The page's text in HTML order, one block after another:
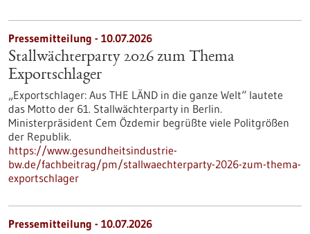
Pressemitteilung - 10.07.2026
Stallwächterparty 2026 zum Thema
Exportschlager
„Exportschlager: Aus THE LÄND in die ganze Welt“ lautete
das Motto der 61. Stallwächterparty in Berlin.
Ministerpräsident Cem Özdemir begrüßte viele Politgrößen
der Republik.
https://www.gesundheitsindustrie-
bw.de/fachbeitrag/pm/stallwaechterparty-2026-zum-thema-
exportschlager
Pressemitteilung - 10.07.2026